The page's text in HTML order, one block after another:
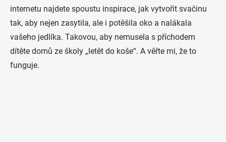
internetu najdete spoustu inspirace, jak vytvořit svačinu
tak, aby nejen zasytila, ale i potěšila oko a nalákala
vašeho jedlíka. Takovou, aby nemusela s příchodem
dítěte domů ze školy „letět do koše“. A věřte mi, že to
funguje.